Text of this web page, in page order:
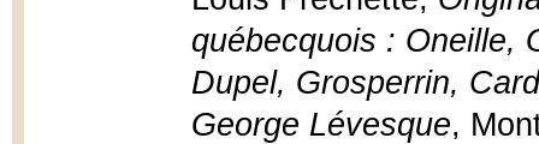
québecquois : Oneille,
Dupel, Grosperrin,
George Lévesque,